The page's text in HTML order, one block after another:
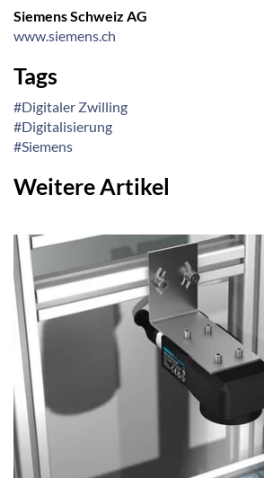
Siemens Schweiz AG
www.siemens.ch
Tags
#Digitaler Zwilling
#Digitalisierung
#Siemens
Weitere Artikel